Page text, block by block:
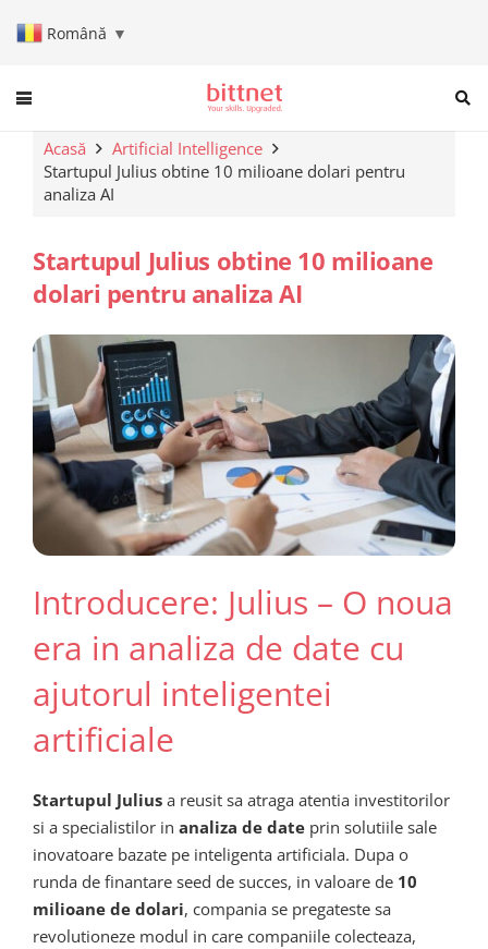
Română ▼
When autocomplete results
Acasă
Artificial Intelligence
Startupul Julius obtine 10 milioane dolari pentru
analiza AI
Startupul Julius obtine 10 milioane
dolari pentru analiza AI
Introducere: Julius – O noua
era in analiza de date cu
ajutorul inteligentei
artificiale
Startupul Julius a reusit sa atraga atentia investitorilor
si a specialistilor in analiza de date prin solutiile sale
inovatoare bazate pe inteligenta artificiala. Dupa o
runda de finantare seed de succes, in valoare de 10
milioane de dolari, compania se pregateste sa
revolutioneze modul in care companiile colecteaza,